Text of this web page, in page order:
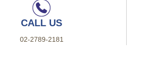
CALL US
02-2789-2181